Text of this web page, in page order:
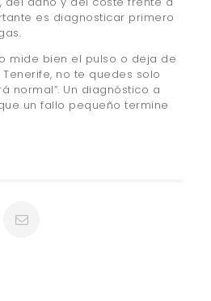
es diagnosticar primero
mide bien el pulso o deja de
no te quedes solo
normal”. Un diagnóstico a
un fallo pequeño termine